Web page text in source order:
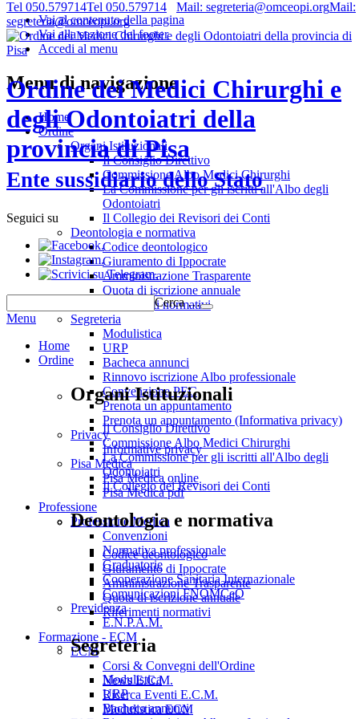
Vai al contenuto della pagina
Vai alla sezione del footer
Accedi al menu
Tel 050.579714Tel 050.579714 Mail: segreteria@omceopi.orgMail:
segreteria@omceopi.org
Ordine dei Medici Chirurghi e
degli Odontoiatri della
provincia di Pisa
Ente sussidiario dello Stato
Seguici su
.
.
.
Cerca …
Menu
Home
Ordine
Organi Istituzionali
Il Consiglio Direttivo
Commissione Albo Medici Chirurghi
La Commissione per gli iscritti all'Albo degli
Odontoiatri
Il Collegio dei Revisori dei Conti
Deontologia e normativa
Codice deontologico
Giuramento di Ippocrate
Amministrazione Trasparente
Quota di iscrizione annuale
Riferimenti normativi
Segreteria
Modulistica
URP
Bacheca annunci
Menu di navigazione
Home
Ordine
Organi Istituzionali
Il Consiglio Direttivo
Commissione Albo Medici Chirurghi
La Commissione per gli iscritti all'Albo degli
Odontoiatri
Il Collegio dei Revisori dei Conti
Deontologia e normativa
Codice deontologico
Giuramento di Ippocrate
Amministrazione Trasparente
Quota di iscrizione annuale
Riferimenti normativi
Segreteria
Modulistica
URP
Bacheca annunci
Rinnovo iscrizione Albo professionale
Convenzione PEC
Prenota un appuntamento
Prenota un appuntamento (Informativa privacy)
Privacy
Informative privacy
Pisa Medica
Pisa Medica online
Pisa Medica pdf
Professione
Professione Medica
Convenzioni
Normativa professionale
Graduatorie
Cooperazione Sanitaria Internazionale
Comunicazioni FNOMCeO
Previdenza
E.N.P.A.M.
Formazione - ECM
ECM
Corsi & Convegni dell'Ordine
News E.C.M.
Ricerca Eventi E.C.M.
Modulistica ECM